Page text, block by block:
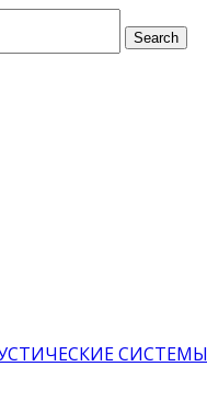
Search
СИСТЕМЫ